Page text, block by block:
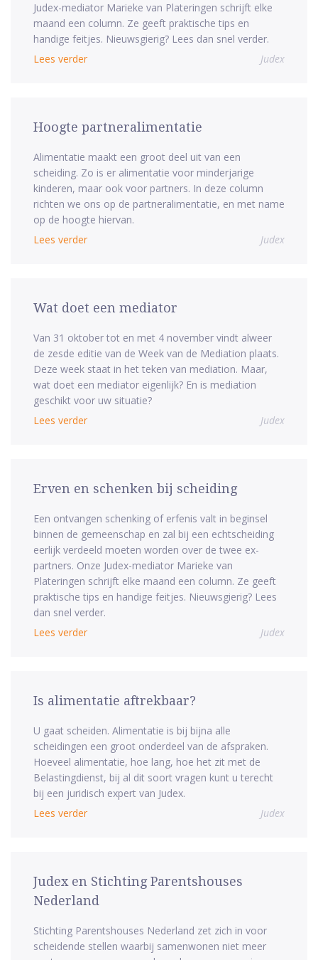
Judex-mediator Marieke van Plateringen schrijft elke
maand een column. Ze geeft praktische tips en
handige feitjes. Nieuwsgierig? Lees dan snel verder.
Lees verder
Judex
Hoogte partneralimentatie
Alimentatie maakt een groot deel uit van een
scheiding. Zo is er alimentatie voor minderjarige
kinderen, maar ook voor partners. In deze column
richten we ons op de partneralimentatie, en met name
op de hoogte hiervan.
Lees verder
Judex
Wat doet een mediator
Van 31 oktober tot en met 4 november vindt alweer
de zesde editie van de Week van de Mediation plaats.
Deze week staat in het teken van mediation. Maar,
wat doet een mediator eigenlijk? En is mediation
geschikt voor uw situatie?
Lees verder
Judex
Erven en schenken bij scheiding
Een ontvangen schenking of erfenis valt in beginsel
binnen de gemeenschap en zal bij een echtscheiding
eerlijk verdeeld moeten worden over de twee ex-
partners. Onze Judex-mediator Marieke van
Plateringen schrijft elke maand een column. Ze geeft
praktische tips en handige feitjes. Nieuwsgierig? Lees
dan snel verder.
Lees verder
Judex
Is alimentatie aftrekbaar?
U gaat scheiden. Alimentatie is bij bijna alle
scheidingen een groot onderdeel van de afspraken.
Hoeveel alimentatie, hoe lang, hoe het zit met de
Belastingdienst, bij al dit soort vragen kunt u terecht
bij een juridisch expert van Judex.
Lees verder
Judex
Judex en Stichting Parentshouses
Nederland
Stichting Parentshouses Nederland zet zich in voor
scheidende stellen waarbij samenwonen niet meer